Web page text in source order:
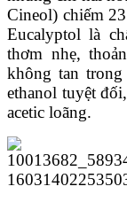
Cineol) chiếm
Eucalyptol là
thơm nhẹ,
không tan
ethanol tuyệt
acetic loãng.